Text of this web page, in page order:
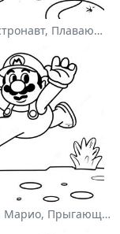
Милый Астронавт, Плавающий В Космосе На Раскраске
Раскраска Марио, Прыгающего Через Гумбасов